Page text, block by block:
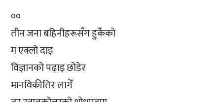
००
तीन जना बहिनीहरूसँग हुर्केको
म एक्लो दाइ
विज्ञानको पढ़ाइ छोडेर
मानविकीतिर लागेँ